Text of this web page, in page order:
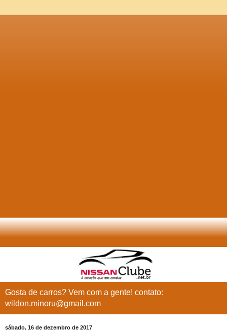
Gosta de carros? Vem com a gente! contato:
wildon.minoru@gmail.com
sábado, 16 de dezembro de 2017